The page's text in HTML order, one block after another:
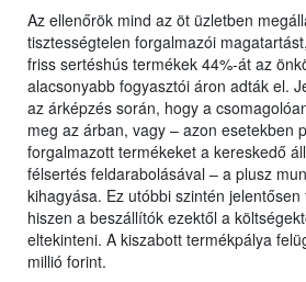
Az ellenőrök mind az öt üzletben
tisztességtelen forgalmazói
friss sertéshús termékek 44%-át az
alacsonyabb fogyasztói áron adták el.
az árképzés során, hogy a
meg az árban, vagy – azon esetekben
forgalmazott termékeket a kereskedő
félsertés feldarabolásával – a plusz
kihagyása. Ez utóbbi szintén
hiszen a beszállítók ezektől a
eltekinteni. A kiszabott termékpálya
millió forint.